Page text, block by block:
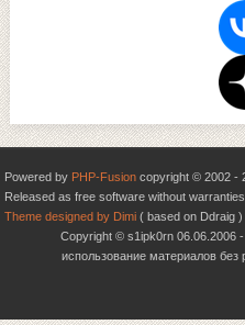
Powered by PHP-Fusion copyright © 2002 -
Released as free software without
Theme designed by Dimi ( based on Ddraig )
Copyright © s1ipk0rn 06.06.2006
использование материалов